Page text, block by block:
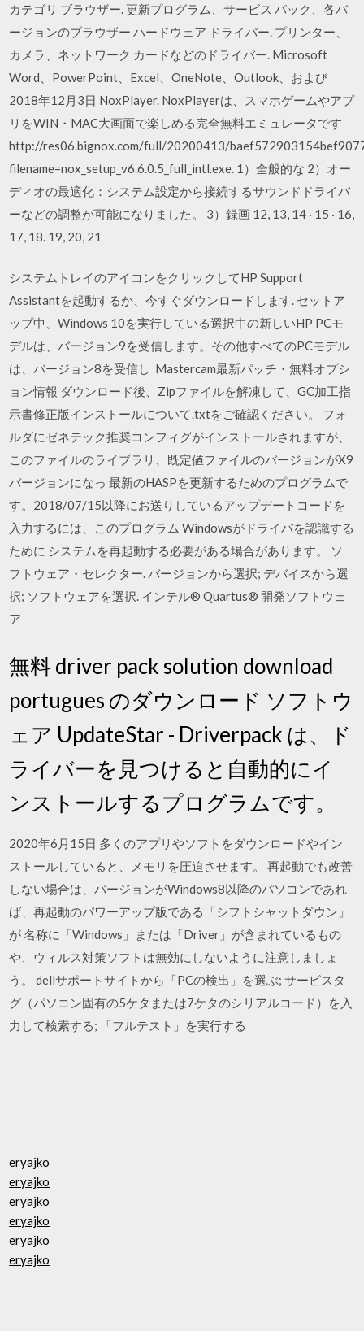
カテゴリ ブラウザー. 更新プログラム、サービス パック、各バ
ージョンのブラウザー ハードウェア ドライバー. プリンター、
カメラ、ネットワーク カードなどのドライバー. Microsoft
Word、PowerPoint、Excel、OneNote、Outlook、および
2018年12月3日 NoxPlayer. NoxPlayerは、スマホゲームやアプ
リをWIN・MAC大画面で楽しめる完全無料エミュレータです
http://res06.bignox.com/full/20200413/
filename=nox_setup_v6.6.0.5_full_intl.exe. 1）全般的な 2）オー
ディオの最適化：システム設定から接続するサウンドドライバ
ーなどの調整が可能になりました。 3）録画 12, 13, 14 · 15 · 16,
17, 18. 19, 20, 21
システムトレイのアイコンをクリックしてHP Support
Assistantを起動するか、今すぐダウンロードします. セットア
ップ中、Windows 10を実行している選択中の新しいHP PCモ
デルは、バージョン9を受信します。その他すべてのPCモデル
は、バージョン8を受信し Mastercam最新パッチ・無料オプシ
ョン情報 ダウンロード後、Zipファイルを解凍して、GC加工指
示書修正版インストールについて.txtをご確認ください。 フォ
ルダにゼネテック推奨コンフィグがインストールされますが、
このファイルのライブラリ、既定値ファイルのバージョンがX9
バージョンになっ 最新のHASPを更新するためのプログラムで
す。2018/07/15以降にお送りしているアップデートコードを
入力するには、このプログラム Windowsがドライバを認識する
ために システムを再起動する必要がある場合があります。 ソ
フトウェア・セレクター. バージョンから選択; デバイスから選
択; ソフトウェアを選択. インテル® Quartus® 開発ソフトウェ
ア
無料 driver pack solution download
portugues のダウンロード ソフトウ
ェア UpdateStar - Driverpack は、ド
ライバーを見つけると自動的にイ
ンストールするプログラムです。
2020年6月15日 多くのアプリやソフトをダウンロードやイン
ストールしていると、メモリを圧迫させます。 再起動でも改善
しない場合は、バージョンがWindows8以降のパソコンであれ
ば、再起動のパワーアップ版である「シフトシャットダウン」
が 名称に「Windows」または「Driver」が含まれているもの
や、ウィルス対策ソフトは無効にしないように注意しましょ
う。 dellサポートサイトから「PCの検出」を選ぶ; サービスタ
グ（パソコン固有の5ケタまたは7ケタのシリアルコード）を入
力して検索する; 「フルテスト」を実行する
eryajko
eryajko
eryajko
eryajko
eryajko
eryajko